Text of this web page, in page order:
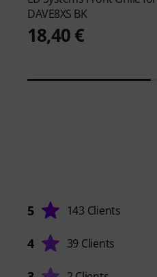
DAVE8XS BK
18,40 €
5 143 Clients
4 39 Clients